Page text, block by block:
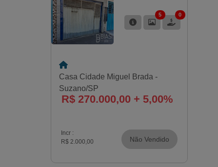
5 0
Casa Cidade Miguel Brada -
Suzano/SP
R$ 270.000,00 + 5,00%
Incr :
R$ 2.000,00
Não Vendido